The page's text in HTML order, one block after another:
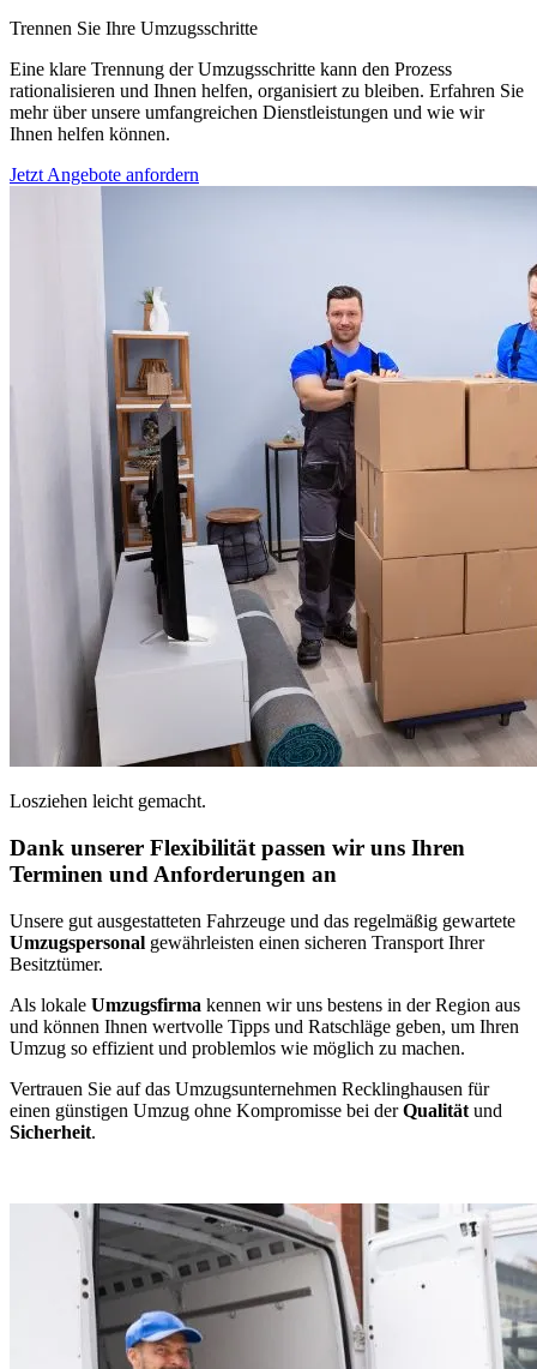
Trennen Sie Ihre Umzugsschritte
Eine klare Trennung der Umzugsschritte kann den Prozess
rationalisieren und Ihnen helfen, organisiert zu bleiben. Erfahren Sie
mehr über unsere umfangreichen Dienstleistungen und wie wir
Ihnen helfen können.
Jetzt Angebote anfordern
Losziehen leicht gemacht.
Dank unserer Flexibilität passen wir uns Ihren
Terminen und Anforderungen an
Unsere gut ausgestatteten Fahrzeuge und das regelmäßig gewartete
Umzugspersonal gewährleisten einen sicheren Transport Ihrer
Besitztümer.
Als lokale Umzugsfirma kennen wir uns bestens in der Region aus
und können Ihnen wertvolle Tipps und Ratschläge geben, um Ihren
Umzug so effizient und problemlos wie möglich zu machen.
Vertrauen Sie auf das Umzugsunternehmen Recklinghausen für
einen günstigen Umzug ohne Kompromisse bei derQualität und
Sicherheit.